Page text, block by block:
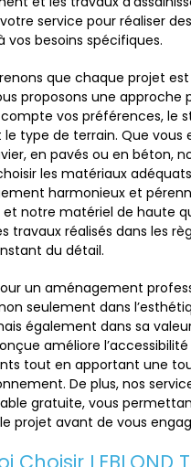
service pour réaliser
vos besoins spécifiques.
que chaque projet
proposons une approche
vos préférences, le
type de terrain. Que vous
en pavés ou en béton,
les matériaux
harmonieux et
notre matériel de haute
travaux réalisés dans les
du détail.
un aménagement
seulement dans
également dans sa
améliore
tout en apportant une
De plus, nos
gratuite, vous
projet avant de vous